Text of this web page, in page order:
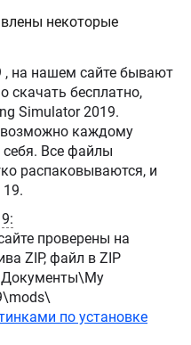
некоторые
скачать бесплатно,
2019.
каждому
Все файлы
распаковываются, и
легко устанавливаются в ФС 19.
мод для FS 19:
проверены на
ZIP, файл в ZIP
Документы\My
по установке